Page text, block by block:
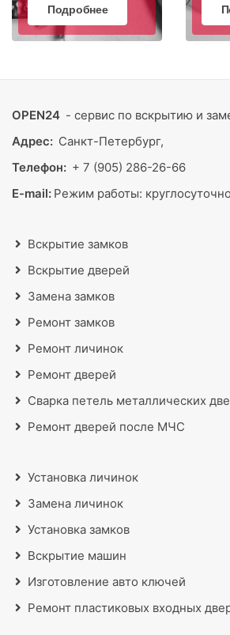
Подробнее
OPEN24 - сервис по вскрытию и
Адрес: Санкт-Петербург,
Телефон: + 7 (905) 286-26-66
E-mail: Режим работы:
Вскрытие замков
Вскрытие дверей
Замена замков
Ремонт замков
Ремонт личинок
Ремонт дверей
Сварка петель металлических
Ремонт дверей после МЧС
Установка личинок
Замена личинок
Установка замков
Вскрытие машин
Изготовление авто ключей
Ремонт пластиковых входных